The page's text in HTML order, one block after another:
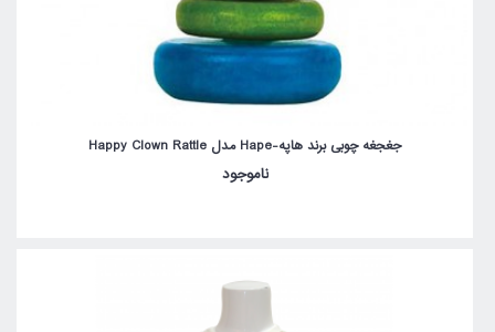
جغجغه چوبی برند هاپه-Hape مدل Happy Clown Rattle
ناموجود